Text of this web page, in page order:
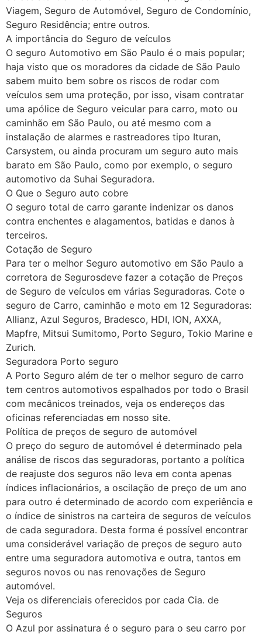
Viagem, Seguro de Automóvel, Seguro de Condomínio,
Seguro Residência; entre outros.
A importância do Seguro de veículos
O seguro Automotivo em São Paulo é o mais popular;
haja visto que os moradores da cidade de São Paulo
sabem muito bem sobre os riscos de rodar com
veículos sem uma proteção, por isso, visam contratar
uma apólice de Seguro veicular para carro, moto ou
caminhão em São Paulo, ou até mesmo com a
instalação de alarmes e rastreadores tipo Ituran,
Carsystem, ou ainda procuram um seguro auto mais
barato em São Paulo, como por exemplo, o seguro
automotivo da Suhai Seguradora.
O Que o Seguro auto cobre
O seguro total de carro garante indenizar os danos
contra enchentes e alagamentos, batidas e danos à
terceiros.
Cotação de Seguro
Para ter o melhor Seguro automotivo em São Paulo a
corretora de Segurosdeve fazer a cotação de Preços
de Seguro de veículos em várias Seguradoras. Cote o
seguro de Carro, caminhão e moto em 12 Seguradoras:
Allianz, Azul Seguros, Bradesco, HDI, ION, AXXA,
Mapfre, Mitsui Sumitomo, Porto Seguro, Tokio Marine e
Zurich.
Seguradora Porto seguro
A Porto Seguro além de ter o melhor seguro de carro
tem centros automotivos espalhados por todo o Brasil
com mecânicos treinados, veja os endereços das
oficinas referenciadas em nosso site.
Política de preços de seguro de automóvel
O preço do seguro de automóvel é determinado pela
análise de riscos das seguradoras, portanto a política
de reajuste dos seguros não leva em conta apenas
índices inflacionários, a oscilação de preço de um ano
para outro é determinado de acordo com experiência e
o índice de sinistros na carteira de seguros de veículos
de cada seguradora. Desta forma é possível encontrar
uma considerável variação de preços de seguro auto
entre uma seguradora automotiva e outra, tantos em
seguros novos ou nas renovações de Seguro
automóvel.
Veja os diferenciais oferecidos por cada Cia. de
Seguros
O Azul por assinatura é o seguro para o seu carro por